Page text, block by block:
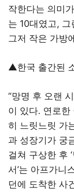
작한다는 의미
는 10대였고,
그저 작은 가방
▲한국 출간된
“망명 후 오랜
이 있다. 연로한
히 느릿느릿 가
과 성장기가 궁
걸쳐 구상한 후
서’는 아프가니
던에 도착한 사